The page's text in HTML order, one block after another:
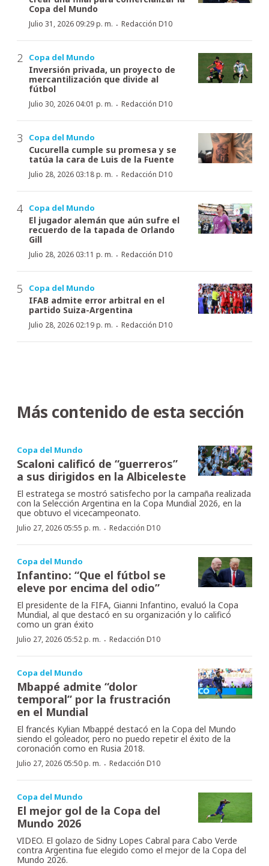
Copa del Mundo
Julio 31, 2026 09:29 p. m. · Redacción D10
Copa del Mundo
Inversión privada, un proyecto de
mercantilización que divide al
fútbol
Julio 30, 2026 04:01 p. m. · Redacción D10
Copa del Mundo
Cucurella cumple su promesa y se
tatúa la cara de Luis de la Fuente
Julio 28, 2026 03:18 p. m. · Redacción D10
Copa del Mundo
El jugador alemán que aún sufre el
recuerdo de la tapada de Orlando
Gill
Julio 28, 2026 03:11 p. m. · Redacción D10
Copa del Mundo
IFAB admite error arbitral en el
partido Suiza-Argentina
Julio 28, 2026 02:19 p. m. · Redacción D10
Más contenido de esta sección
Copa del Mundo
Scaloni calificó de “guerreros”
a sus dirigidos en la Albiceleste
El estratega se mostró satisfecho por la campaña realizada
con la Selección Argentina en la Copa Mundial 2026, en la
que obtuvo el vicecampeonato.
Julio 27, 2026 05:55 p. m. · Redacción D10
Copa del Mundo
Infantino: “Que el fútbol se
eleve por encima del odio”
El presidente de la FIFA, Gianni Infantino, evaluó la Copa
Mundial, al que destacó en su organización y lo calificó
como un gran éxito
Julio 27, 2026 05:52 p. m. · Redacción D10
Copa del Mundo
Mbappé admite “dolor
temporal” por la frustración
en el Mundial
El francés Kylian Mbappé destacó en la Copa del Mundo
siendo el goleador, pero no puedo repetir el éxito de la
coronación como en Rusia 2018.
Julio 27, 2026 05:50 p. m. · Redacción D10
Copa del Mundo
El mejor gol de la Copa del
Mundo 2026
VIDEO. El golazo de Sidny Lopes Cabral para Cabo Verde
contra Argentina fue elegido como el mejor de la Copa del
Mundo 2026.